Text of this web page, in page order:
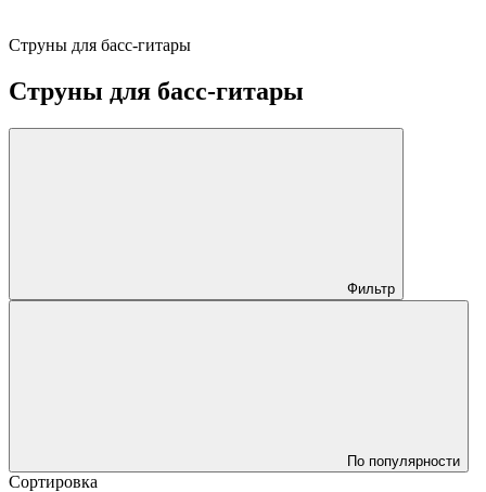
Струны для басс-гитары
Струны для басс-гитары
Фильтр
По популярности
Сортировка